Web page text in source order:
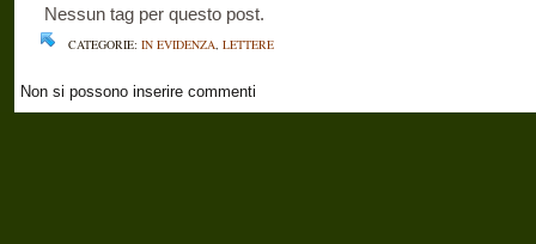
Nessun tag per questo post.
CATEGORIE: IN EVIDENZA, LETTERE
Non si possono inserire commenti